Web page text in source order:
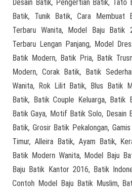
Desain Batik, Pengertian Batik, Tato
Batik, Tunik Batik, Cara Membuat
Terbaru Wanita, Model Baju Batik
Terbaru Lengan Panjang, Model
Batik Modern, Batik Pria, Batik
Modern, Corak Batik, Batik
Wanita, Rok Lilit Batik, Blus Batik
Batik, Batik Couple Keluarga, Batik
Batik Gaya, Motif Batik Solo, Desain
Batik, Grosir Batik Pekalongan,
Timur, Alleira Batik, Ayam Batik,
Batik Modern Wanita, Model Baju
Baju Batik Kantor 2016, Batik
Contoh Model Baju Batik Muslim,